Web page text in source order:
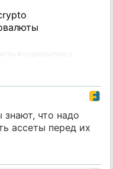
что надо
ассеты перед их